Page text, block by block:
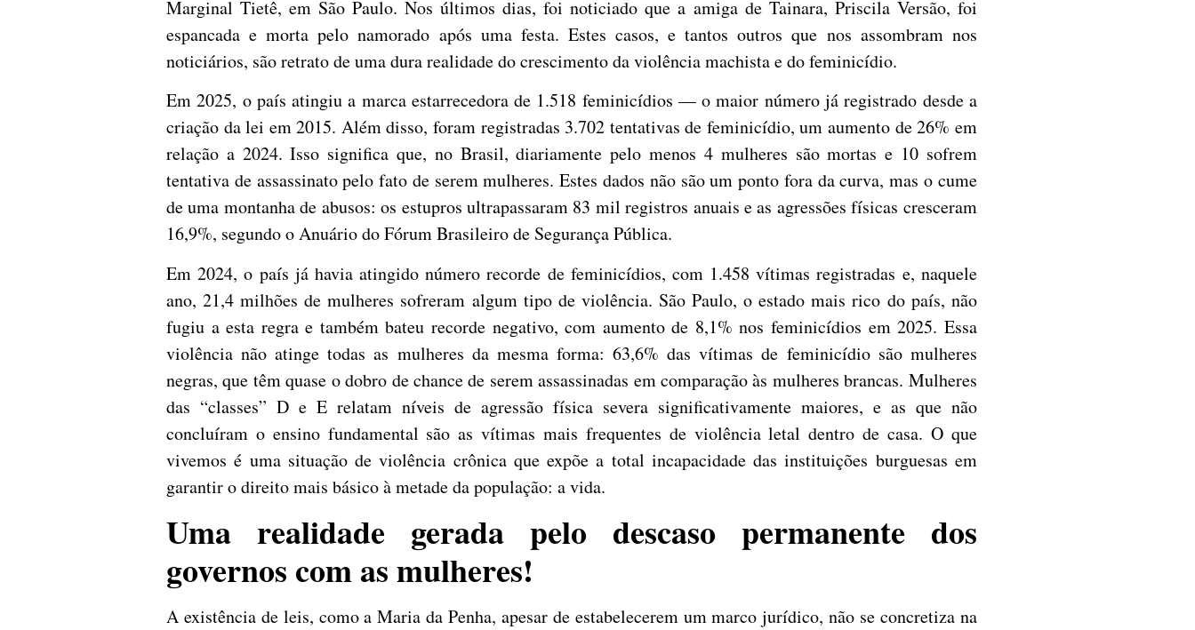
Marginal Tietê, em São Paulo. Nos últimos dias, foi noticiado que a amiga de Tainara, Priscila Versão, foi
espancada e morta pelo namorado após uma festa. Estes casos, e tantos outros que nos assombram nos
noticiários, são retrato de uma dura realidade do crescimento da violência machista e do feminicídio.
Em 2025, o país atingiu a marca estarrecedora de 1.518 feminicídios — o maior número já registrado desde a
criação da lei em 2015. Além disso, foram registradas 3.702 tentativas de feminicídio, um aumento de 26% em
relação a 2024. Isso significa que, no Brasil, diariamente pelo menos 4 mulheres são mortas e 10 sofrem
tentativa de assassinato pelo fato de serem mulheres. Estes dados não são um ponto fora da curva, mas o cume
de uma montanha de abusos: os estupros ultrapassaram 83 mil registros anuais e as agressões físicas cresceram
16,9%, segundo o Anuário do Fórum Brasileiro de Segurança Pública.
Em 2024, o país já havia atingido número recorde de feminicídios, com 1.458 vítimas registradas e, naquele
ano, 21,4 milhões de mulheres sofreram algum tipo de violência. São Paulo, o estado mais rico do país, não
fugiu a esta regra e também bateu recorde negativo, com aumento de 8,1% nos feminicídios em 2025. Essa
violência não atinge todas as mulheres da mesma forma: 63,6% das vítimas de feminicídio são mulheres
negras, que têm quase o dobro de chance de serem assassinadas em comparação às mulheres brancas. Mulheres
das “classes” D e E relatam níveis de agressão física severa significativamente maiores, e as que não
concluíram o ensino fundamental são as vítimas mais frequentes de violência letal dentro de casa. O que
vivemos é uma situação de violência crônica que expõe a total incapacidade das instituições burguesas em
garantir o direito mais básico à metade da população: a vida.
Uma realidade gerada pelo descaso permanente dos
governos com as mulheres!
A existência de leis, como a Maria da Penha, apesar de estabelecerem um marco jurídico, não se concretiza na